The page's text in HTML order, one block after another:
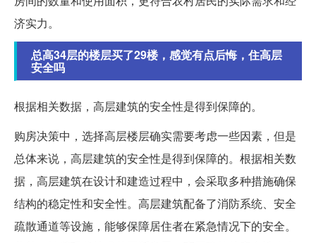
济实力。
总高34层的楼层买了29楼，感觉有点后悔，住高层
安全吗
根据相关数据，高层建筑的安全性是得到保障的。
购房决策中，选择高层楼层确实需要考虑一些因素，但是
总体来说，高层建筑的安全性是得到保障的。根据相关数
据，高层建筑在设计和建造过程中，会采取多种措施确保
结构的稳定性和安全性。高层建筑配备了消防系统、安全
疏散通道等设施，能够保障居住者在紧急情况下的安全。